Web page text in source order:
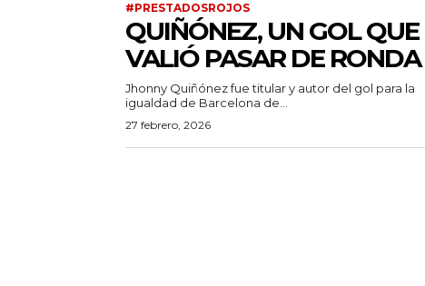
#PRESTADOSROJOS
QUIÑÓNEZ, UN GOL QUE
VALIÓ PASAR DE RONDA
Jhonny Quiñónez fue titular y autor del gol para la
igualdad de Barcelona de...
27 febrero, 2026